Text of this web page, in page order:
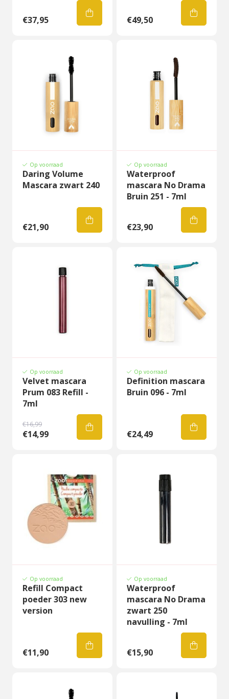
€37,95 €49,50
Op voorraad
Daring Volume
Mascara zwart 240
€21,90
Op voorraad
Waterproof
mascara No Drama
Bruin 251 - 7ml
€23,90
Op voorraad
Velvet mascara
Prum 083 Refill -
7ml
€16,99
€14,99
Op voorraad
Definition mascara
Bruin 096 - 7ml
€24,49
Op voorraad
Refill Compact
poeder 303 new
version
€11,90
Op voorraad
Waterproof
mascara No Drama
zwart 250
navulling - 7ml
€15,90